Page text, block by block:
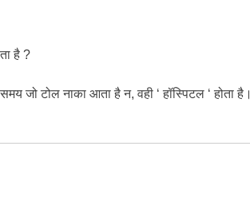
है ?
जो टोल नाका आता है न, वही ‘ हॉस्पिटल ‘ होता है।